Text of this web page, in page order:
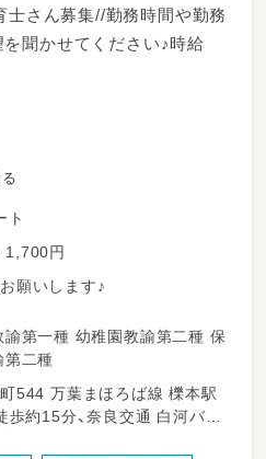
士さん募集//勤務時間や勤務
を聞かせてください♪時給
ト
1,700円
願いします♪
第二種
線 櫟本駅
約15分、奈良交通 白河バス
分